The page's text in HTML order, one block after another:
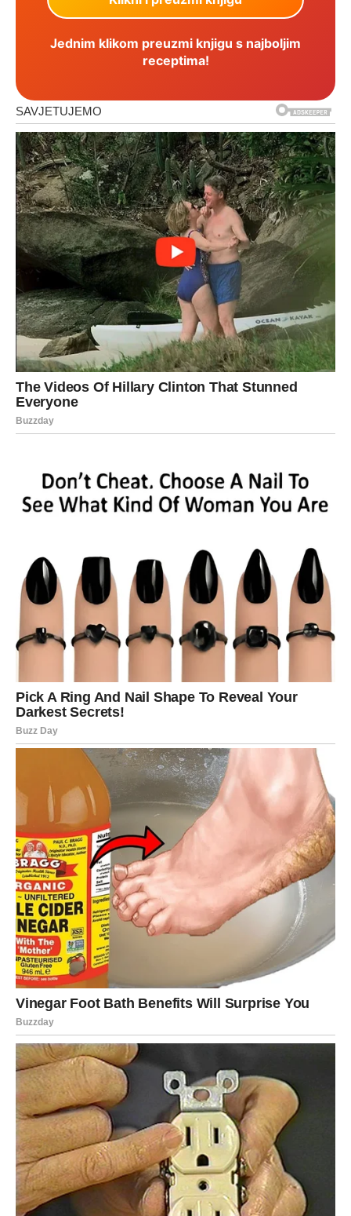
Jednim klikom preuzmi knjigu s najboljim
receptima!